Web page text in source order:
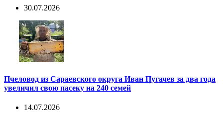
30.07.2026
Пчеловод из Сараевского округа Иван Пугачев за два года
увеличил свою пасеку на 240 семей
14.07.2026